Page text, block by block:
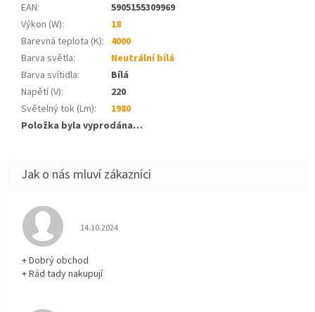
EAN:
5905155309969
Výkon (W):
18
Barevná teplota (K): 4000
Barva světla:
Neutrální bílá
Barva svítidla:
Bílá
Napětí (V):
220
Světelný tok (Lm):
1980
Položka byla vyprodána…
Hodnocení obchodu je 5 z 5 hvězdiček.
14.10.2024
+ Dobrý obchod
+ Rád tady nakupují